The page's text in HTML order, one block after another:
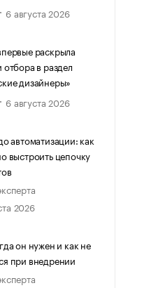
6 августа 2026
раскрыла
отбора в раздел
дизайнеры»
6 августа 2026
автоматизации: как
выстроить цепочку
2026
он нужен и как не
при внедрении